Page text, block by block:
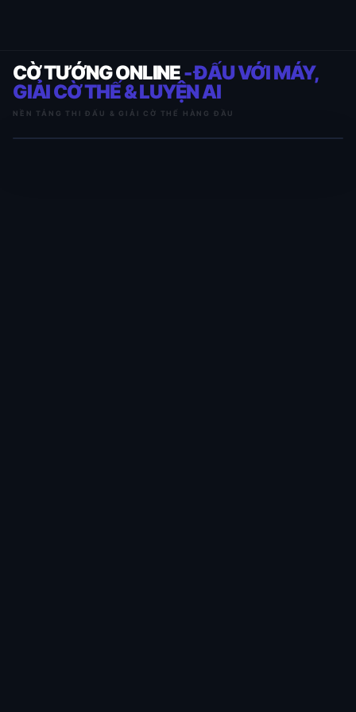
CỜ TƯỚNG ONLINE- ĐẤU VỚI MÁY,
GIẢI CỜ THẾ & LUYỆN AI
NỀN TẢNG THI ĐẤU & GIẢI CỜ THẾ HÀNG ĐẦU